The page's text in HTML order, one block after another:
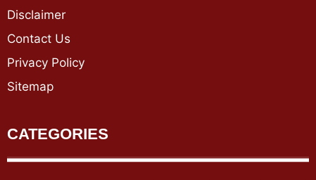
Disclaimer
Contact Us
Privacy Policy
Sitemap
CATEGORIES